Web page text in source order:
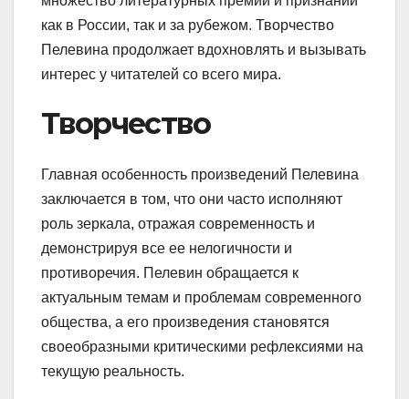
как в России, так и за рубежом. Творчество
Пелевина продолжает вдохновлять и вызывать
интерес у читателей со всего мира.
Творчество
Главная особенность произведений Пелевина
заключается в том, что они часто исполняют
роль зеркала, отражая современность и
демонстрируя все ее нелогичности и
противоречия. Пелевин обращается к
актуальным темам и проблемам современного
общества, а его произведения становятся
своеобразными критическими рефлексиями на
текущую реальность.